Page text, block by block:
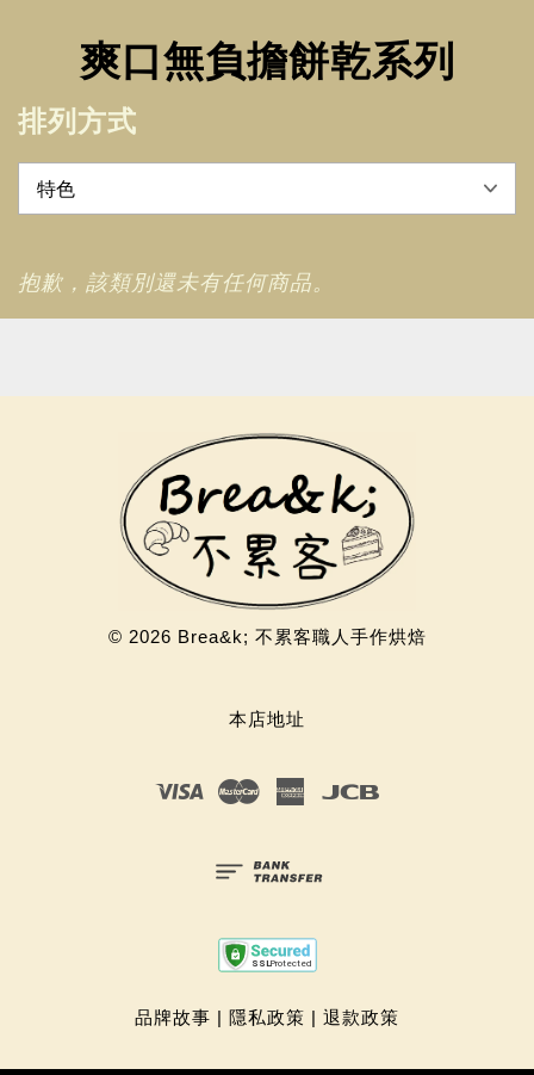
爽口無負擔餅乾系列
排列方式
抱歉，該類別還未有任何商品。
© 2026 Brea&k; 不累客職人手作烘焙
本店地址
Visa Master American
品牌故事 | 隱私政策 | 退款政策